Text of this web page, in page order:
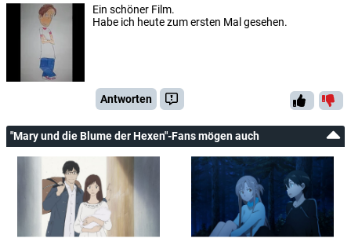
Ein schöner Film.
Habe ich heute zum ersten Mal gesehen.
Antworten
"Mary und die Blume der Hexen"-Fans mögen auch